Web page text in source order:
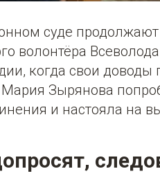
суде
волонтёра
когда свои
Зырянова
и настояла на